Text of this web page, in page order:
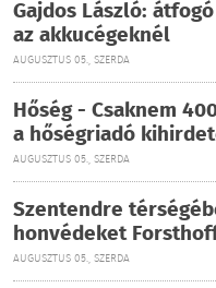
Gajdos László:
az akkucégeknél
AUGUSZTUS 05., SZERDA
Hőség - Csaknem
a hőségriadó
AUGUSZTUS 05., SZERDA
Szentendre
honvédeket
AUGUSZTUS 05., SZERDA